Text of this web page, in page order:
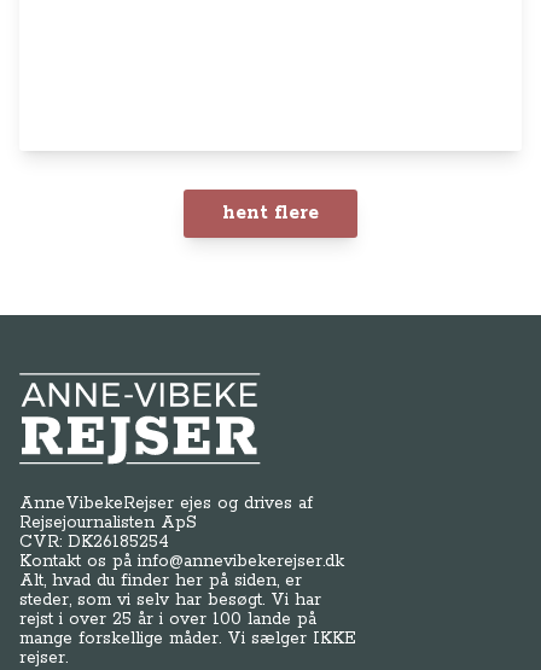
hent flere
Anne-Vibeke Rejser
AnneVibekeRejser ejes og drives af
Rejsejournalisten ApS
CVR: DK26185254
Kontakt os påinfo@annevibekerejser.dk
Alt, hvad du finder her på siden, er
steder, som vi selv har besøgt. Vi har
rejst i over 25 år i over 100 lande på
mange forskellige måder. Vi sælger IKKE
rejser.